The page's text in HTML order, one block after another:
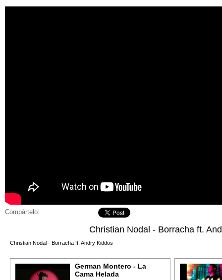
Compártelo:
Christian Nodal - Borracha ft.
Christian Nodal - Borracha ft. Andry Kiddos
German Montero - La
Cama Helada